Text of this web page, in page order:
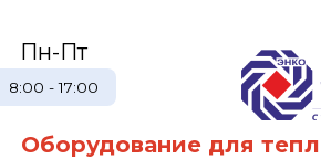
Пн-Пт
8:00 - 17:00
Оборудование для